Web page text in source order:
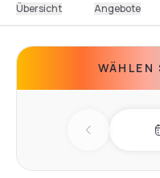
Übersicht Angebote
WÄHLEN
Previous